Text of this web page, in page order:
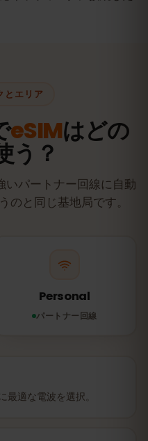
とエリア
eSIMはどの
う？
いパートナー回線に自動
のと同じ基地局です。
Personal
パートナー回線
適な電波を選択。